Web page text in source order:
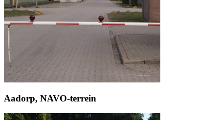
Aadorp, NAVO-terrein